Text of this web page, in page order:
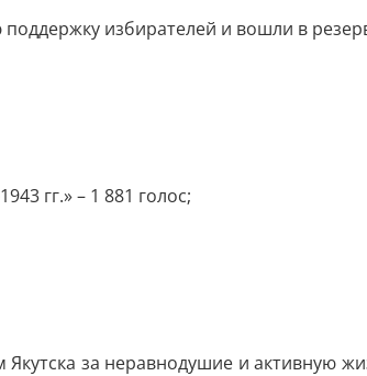
избирателей и вошли в
гг.» – 1 881 голос;
за неравнодушие и активную